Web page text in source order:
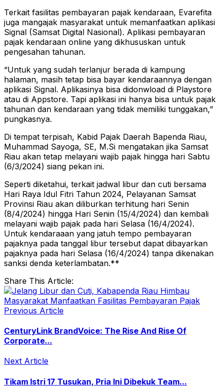
Terkait fasilitas pembayaran pajak kendaraan, Evarefita
juga mangajak masyarakat untuk memanfaatkan aplikasi
Signal (Samsat Digital Nasional). Aplikasi pembayaran
pajak kendaraan online yang dikhususkan untuk
pengesahan tahunan.
“Untuk yang sudah terlanjur berada di kampung
halaman, masih tetap bisa bayar kendaraannya dengan
aplikasi Signal. Aplikasinya bisa didonwload di Playstore
atau di Appstore. Tapi aplikasi ini hanya bisa untuk pajak
tahunan dan kendaraan yang tidak memiliki tunggakan,”
pungkasnya.
Di tempat terpisah, Kabid Pajak Daerah Bapenda Riau,
Muhammad Sayoga, SE, M.Si mengatakan jika Samsat
Riau akan tetap melayani wajib pajak hingga hari Sabtu
(6/3/2024) siang pekan ini.
Seperti diketahui, terkait jadwal libur dan cuti bersama
Hari Raya Idul Fitri Tahun 2024, Pelayanan Samsat
Provinsi Riau akan diliburkan terhitung hari Senin
(8/4/2024) hingga Hari Senin (15/4/2024) dan kembali
melayani wajib pajak pada hari Selasa (16/4/2024).
Untuk kendaraaan yang jatuh tempo pembayaran
pajaknya pada tanggal libur tersebut dapat dibayarkan
pajaknya pada hari Selasa (16/4/2024) tanpa dikenakan
sanksi denda keterlambatan.**
Share This Article:
Previous Article
CenturyLink BrandVoice: The Rise And Rise Of
Corporate...
Next Article
Tikam Istri 17 Tusukan, Pria Ini Dibekuk Team...